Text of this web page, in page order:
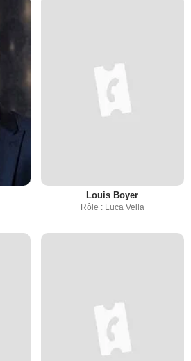
Louis Boyer
Rôle : Luca Vella